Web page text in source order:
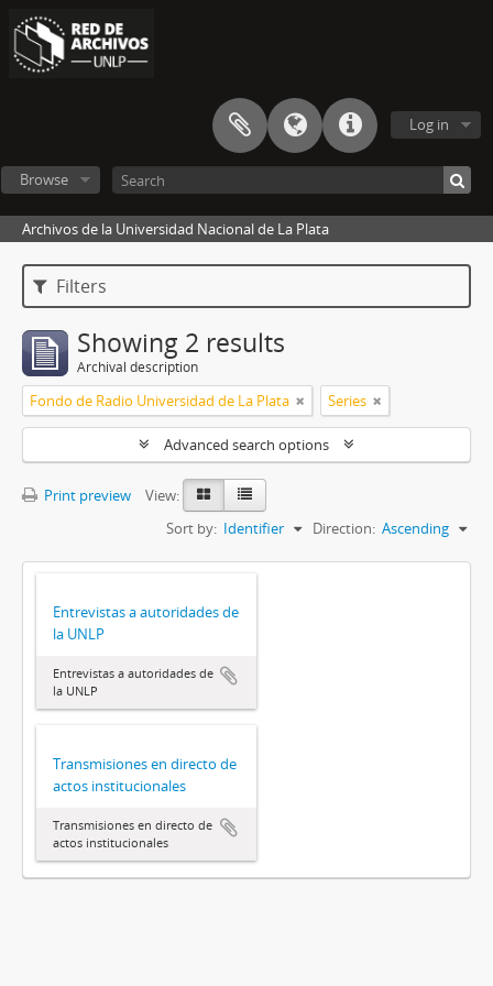
Log in
Browse
Archivos de la Universidad Nacional de La Plata
Filters
Showing 2 results
Archival description
Fondo de Radio Universidad de La Plata Series
Advanced search options
Print preview
View:
Sort by: Identifier Direction: Ascending
Entrevistas a autoridades de
la UNLP
Entrevistas a autoridades de
la UNLP
Transmisiones en directo de
actos institucionales
Transmisiones en directo de
actos institucionales